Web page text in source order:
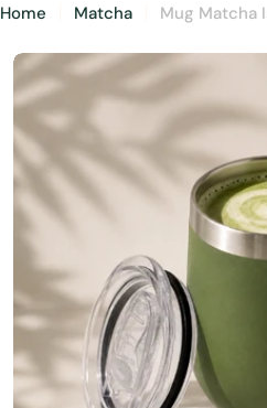
Home Matcha Mug Matcha